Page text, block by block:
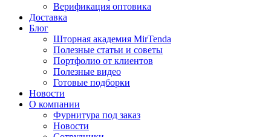
Верификация оптовика
Доставка
Блог
Шторная академия MirTenda
Полезные статьи и советы
Портфолио от клиентов
Полезные видео
Готовые подборки
Новости
О компании
Фурнитура под заказ
Новости